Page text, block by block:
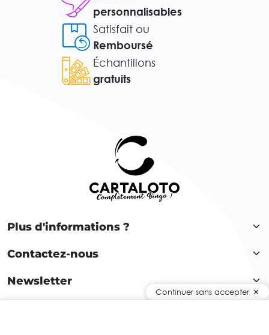
personnalisables
Satisfait ou
Remboursé
Échantillons
gratuits
Plus d'informations ?
Contactez-nous
Newsletter
Continuer sans accepter